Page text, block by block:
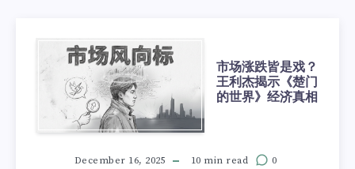
市场涨跌皆是戏？
王利杰揭示《楚门
的世界》经济真相
December 16, 2025 10 min read 0